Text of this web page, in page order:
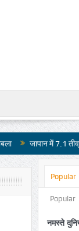
में 7.1 तीव्रता के भूकंप से
Popular
Popular
नमस्ते